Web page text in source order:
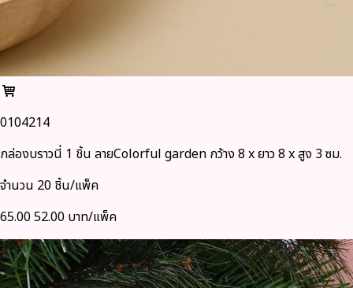
0104214
กล่องบราวนี่ 1 ชิ้น ลายColorful garden กว้าง 8 x ยาว 8 x สูง 3 ซม.
จำนวน 20 ชิ้น/แพ็ค
65.0052.00 บาท/แพ็ค